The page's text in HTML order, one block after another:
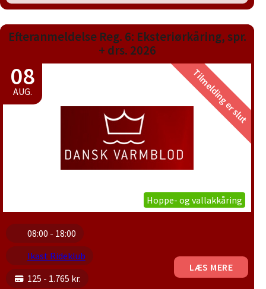
Efteranmeldelse Reg. 6: Eksteriørkåring, spr.
+ drs. 2026
08
AUG. Tilmelding er slut
Hoppe- og vallakkåring
08:00 - 18:00
Ikast Rideklub
125 - 1.765 kr.
LÆS MERE